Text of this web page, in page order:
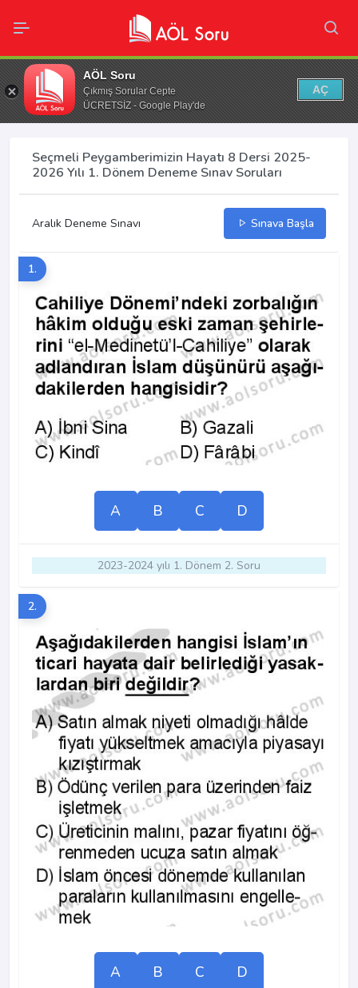
AÖL Soru
Çıkmış Sorular Cepte
ÜCRETSİZ - Google Play'de
AÇ
Seçmeli Peygamberimizin Hayatı 8 Dersi 2025-
2026 Yılı 1. Dönem Deneme Sınav Soruları
Aralık Deneme Sınavı Sınava Başla
1.
A B C D
2023-2024 yılı 1. Dönem 2. Soru
2.
A B C D